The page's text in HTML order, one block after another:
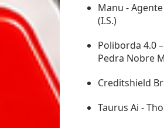
Manu -
(I.S.)
Poliborda 4.0
Pedra Nobre
Creditshield
Taurus Ai -